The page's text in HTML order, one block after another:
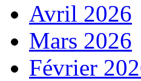
Avril 2026
Mars 2026
Février